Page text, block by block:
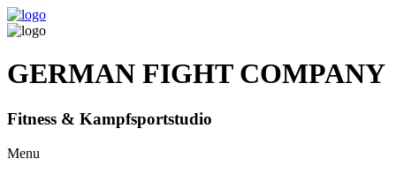
GERMAN FIGHT COMPANY
Fitness & Kampfsportstudio
Menu